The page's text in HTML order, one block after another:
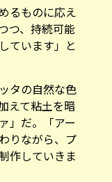
るものに応え
つ、持続可能
ています」と
タの自然な色
えて粘土を暗
」だ。「アー
りながら、プ
作していきま